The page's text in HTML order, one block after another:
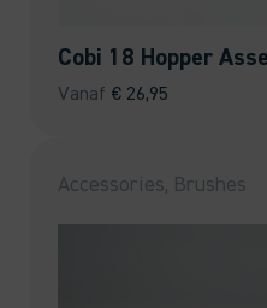
Cobi 18 Hopper
Vanaf € 26,95
Accessories, Brushes